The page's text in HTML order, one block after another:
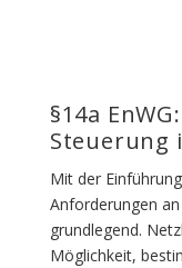
§14a
Steuerung
Mit der
Anforderungen
grundlegend.
Möglichkeit,